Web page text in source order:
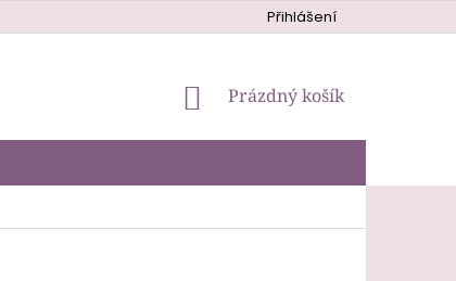
Přihlášení
NÁKUPNÍ
Prázdný košík